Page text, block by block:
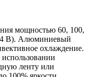
мощностью 60, 100,
В). Алюминиевый
охлаждение.
ленту или